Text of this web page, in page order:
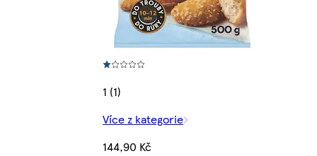
1 (1)
Více z kategorie
144,90 Kč